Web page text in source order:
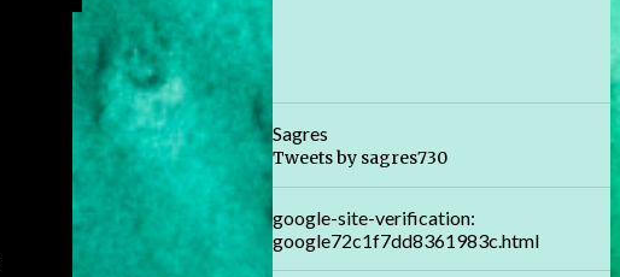
Sagres
Tweets by sagres730
google-site-verification:
google72c1f7dd8361983c.html